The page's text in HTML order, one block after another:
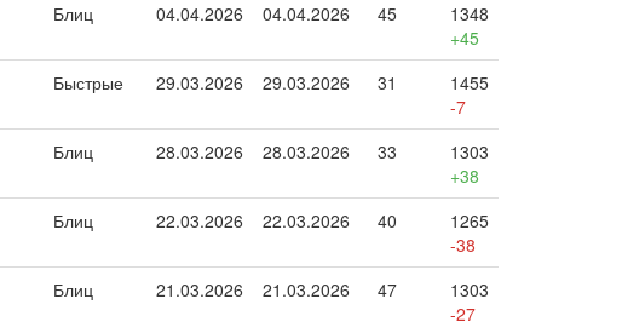
Блиц 04.04.2026 04.04.2026 45
1348
+45
Быстрые 29.03.2026 29.03.2026 31
1455
-7
Блиц 28.03.2026 28.03.2026 33
1303
+38
Блиц 22.03.2026 22.03.2026 40
1265
-38
Блиц 21.03.2026 21.03.2026 47
1303
-27